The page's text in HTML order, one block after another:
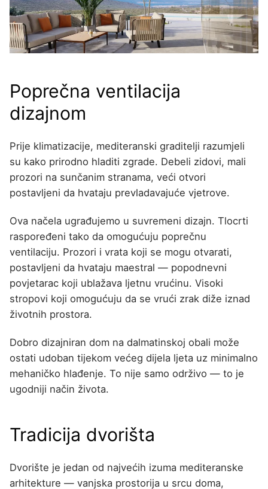
Poprečna ventilacija
dizajnom
Prije klimatizacije, mediteranski graditelji razumjeli
su kako prirodno hladiti zgrade. Debeli zidovi, mali
prozori na sunčanim stranama, veći otvori
postavljeni da hvataju prevladavajuće vjetrove.
Ova načela ugrađujemo u suvremeni dizajn. Tlocrti
raspoređeni tako da omogućuju poprečnu
ventilaciju. Prozori i vrata koji se mogu otvarati,
postavljeni da hvataju maestral — popodnevni
povjetarac koji ublažava ljetnu vrućinu. Visoki
stropovi koji omogućuju da se vrući zrak diže iznad
životnih prostora.
Dobro dizajniran dom na dalmatinskoj obali može
ostati udoban tijekom većeg dijela ljeta uz minimalno
mehaničko hlađenje. To nije samo održivo — to je
ugodniji način života.
Tradicija dvorišta
Dvorište je jedan od najvećih izuma mediteranske
arhitekture — vanjska prostorija u srcu doma,